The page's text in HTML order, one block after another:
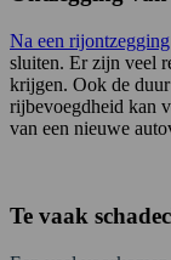
Na een rijontzegging
sluiten. Er zijn veel
krijgen. Ook de
rijbevoegdheid kan
van een nieuwe
Te vaak